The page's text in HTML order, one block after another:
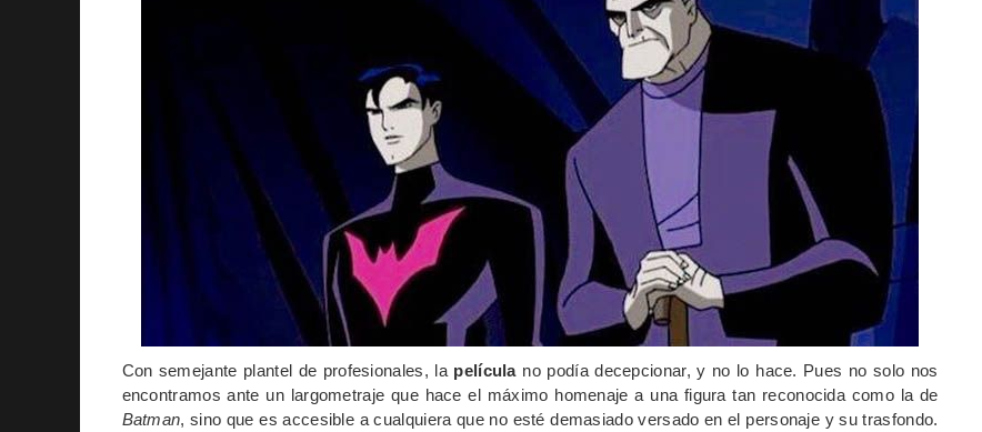
Con semejante plantel de profesionales, la películano podía decepcionar, y no lo hace. Pues no solo nos
encontramos ante un largometraje que hace el máximo homenaje a una figura tan reconocida como la de
Batman, sino que es accesible a cualquiera que no esté demasiado versado en el personaje y su trasfondo.